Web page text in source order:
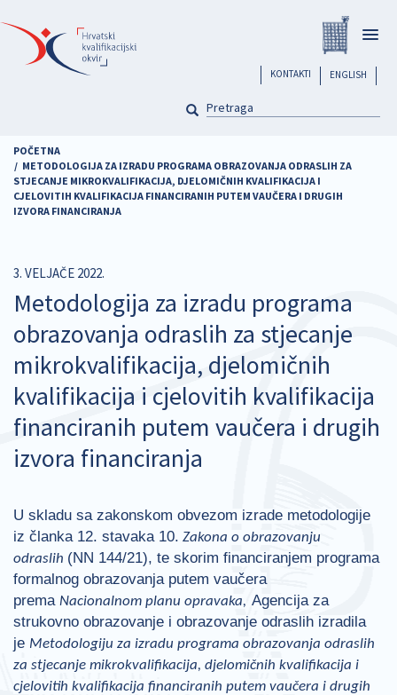
na
glavni
sadržaj
ENGLISH
header
KONTAKTI
PRETRAGA
POČETNA
METODOLOGIJA ZA IZRADU PROGRAMA OBRAZOVANJA ODRASLIH ZA
STJECANJE MIKROKVALIFIKACIJA, DJELOMIČNIH KVALIFIKACIJA I
CJELOVITIH KVALIFIKACIJA FINANCIRANIH PUTEM VAUČERA I DRUGIH
IZVORA FINANCIRANJA
3. VELJAČE 2022.
Metodologija za izradu programa
obrazovanja odraslih za stjecanje
mikrokvalifikacija, djelomičnih
kvalifikacija i cjelovitih kvalifikacija
financiranih putem vaučera i drugih
izvora financiranja
U skladu sa zakonskom obvezom izrade metodologije
iz članka 12. stavaka 10. Zakona o obrazovanju
odraslih (NN 144/21), te skorim financiranjem programa
formalnog obrazovanja putem vaučera
prema Nacionalnom planu opravaka, Agencija za
strukovno obrazovanje i obrazovanje odraslih izradila
je Metodologiju za izradu programa obrazovanja odraslih
za stjecanje mikrokvalifikacija, djelomičnih kvalifikacija i
cjelovitih kvalifikacija financiranih putem vaučera i drugih